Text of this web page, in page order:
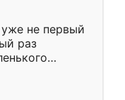
не первый
раз
второй раз
очень